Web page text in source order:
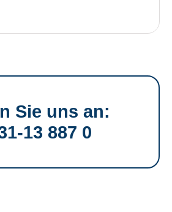
Sie uns an:
13 887 0